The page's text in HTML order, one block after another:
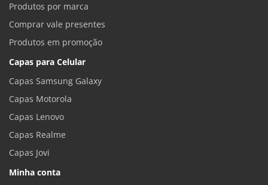
Produtos por marca
Comprar vale presentes
Produtos em promoção
Capas para Celular
Capas Samsung Galaxy
Capas Motorola
Capas Lenovo
Capas Realme
Capas Jovi
Minha conta